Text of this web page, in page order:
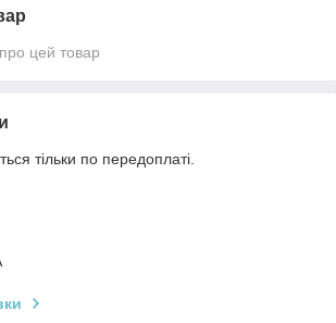
цей товар
тільки по передоплаті.